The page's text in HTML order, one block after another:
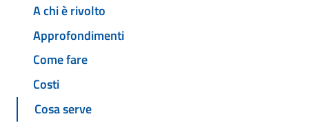
A chi è rivolto
Approfondimenti
Come fare
Costi
Cosa serve